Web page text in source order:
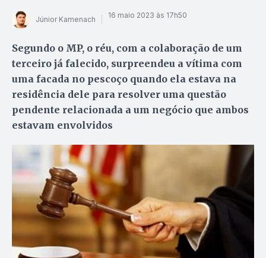
Júnior Kamenach 16 maio 2023 às 17h50
Segundo o MP, o réu, com a colaboração de um
terceiro já falecido, surpreendeu a vítima com
uma facada no pescoço quando ela estava na
residência dele para resolver uma questão
pendente relacionada a um negócio que ambos
estavam envolvidos